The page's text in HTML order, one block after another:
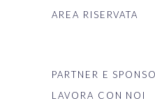
AREA RISERVATA
PARTNER E
LAVORA CON NOI